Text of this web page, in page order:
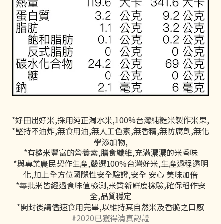
*好田出好米,採用純正濁水米,100%台灣純糙米製作米果,
*堅持不油炸,無食用油,無人工色素,無香精,無防腐劑,無化
學添加物,
*有糙米豐富的營養素,膳食纖維,充滿濃濃的米香味
*與專業農民契作生產,嚴選100%台灣好米,生產過程透明
化,加上全方位國際性安全驗證,安全 安心 美味加倍
*毎批米皆經過食味值檢測,米質新鮮度檢驗,確保稻作安
全,品質穩定
*開封後請儘速食用完畢,以維持其自然米及香脆之口感
#2020已獲得清真認證